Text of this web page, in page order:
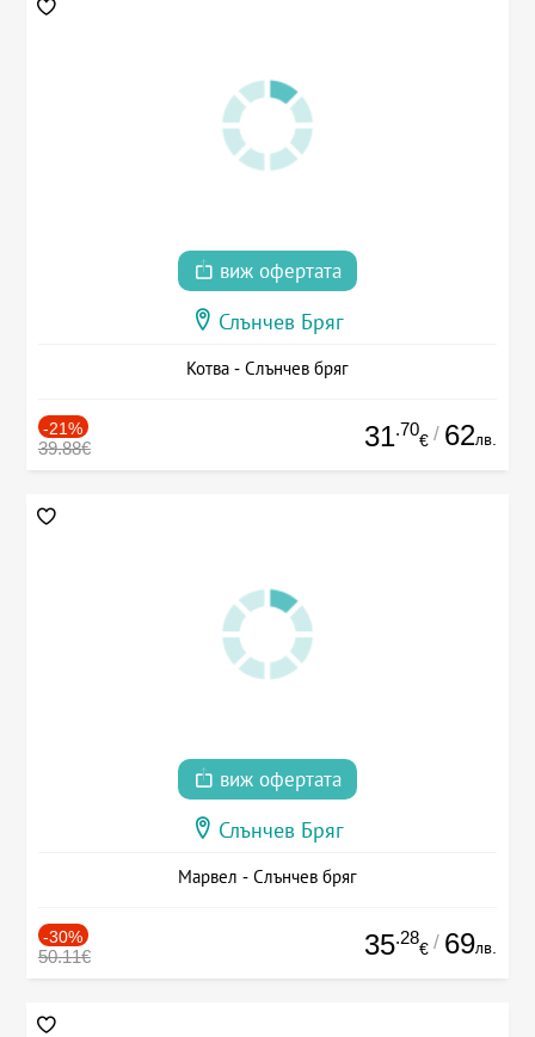
виж офертата
Слънчев Бряг
Котва - Слънчев бряг
-21%
39.88€ 31.70
€ / 62лв.
виж офертата
Слънчев Бряг
Марвел - Слънчев бряг
-30%
50.11€ 35.28
€ / 69лв.